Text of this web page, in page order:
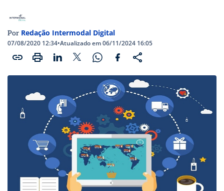
Por Redação Intermodal Digital
07/08/2020 12:34•Atualizado em 06/11/2024 16:05